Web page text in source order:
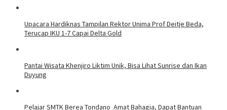
Upacara Hardiknas Tampilan Rektor Unima Prof Deitje Beda,
Terucap IKU 1-7 Capai Delta Gold
Pantai Wisata Khenjiro Liktim Unik, Bisa Lihat Sunrise dan Ikan
Duyung
Pelajar SMTK Berea Tondano Amat Bahagia, Dapat Bantuan